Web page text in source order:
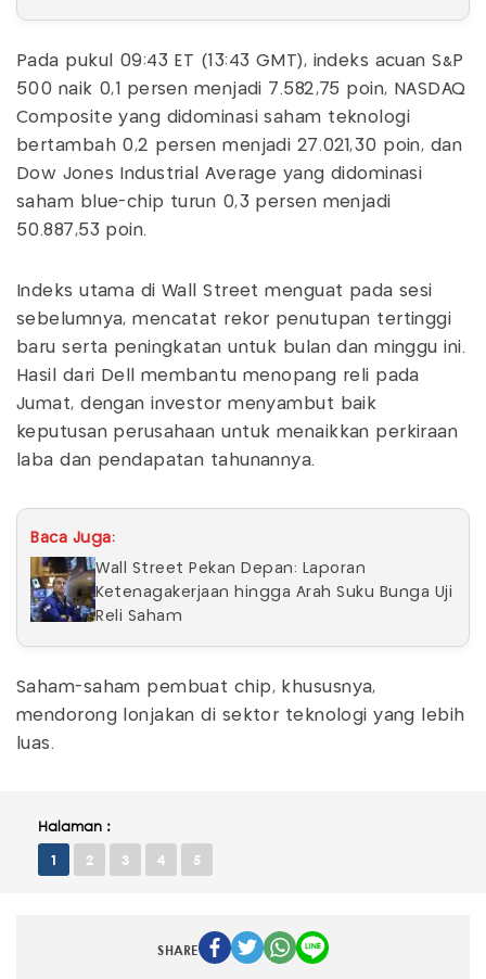
Pada pukul 09:43 ET (13:43 GMT), indeks acuan S&P
500 naik 0,1 persen menjadi 7.582,75 poin, NASDAQ
Composite yang didominasi saham teknologi
bertambah 0,2 persen menjadi 27.021,30 poin, dan
Dow Jones Industrial Average yang didominasi
saham blue-chip turun 0,3 persen menjadi
50.887,53 poin.
Indeks utama di Wall Street menguat pada sesi
sebelumnya, mencatat rekor penutupan tertinggi
baru serta peningkatan untuk bulan dan minggu ini.
Hasil dari Dell membantu menopang reli pada
Jumat, dengan investor menyambut baik
keputusan perusahaan untuk menaikkan perkiraan
laba dan pendapatan tahunannya.
Baca Juga:
Wall Street Pekan Depan: Laporan
Ketenagakerjaan hingga Arah Suku Bunga Uji
Reli Saham
Saham-saham pembuat chip, khususnya,
mendorong lonjakan di sektor teknologi yang lebih
luas.
Halaman :
1 2 3 4 5
SHARE